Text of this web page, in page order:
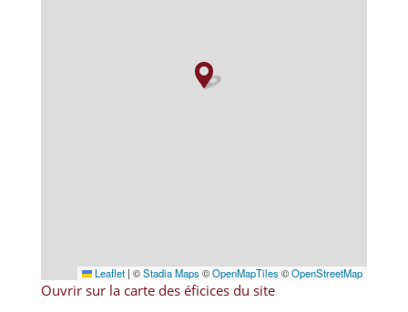
Leaflet | ©Stadia Maps ©OpenMapTiles ©OpenStreetMap
Ouvrir sur la carte des éficices du site